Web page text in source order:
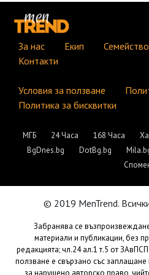
За нас Екип
Контакти
Условия за ползване
Политика за бисквитки
МГБ 24 Часа 168 Часа
BgDnes.bg
DotBg.bg
© 2019 MenTrend.
Забранява се
материали и публикации, без
редакцията; чл.24 ал.1 т.5 от
ползване е свързано със